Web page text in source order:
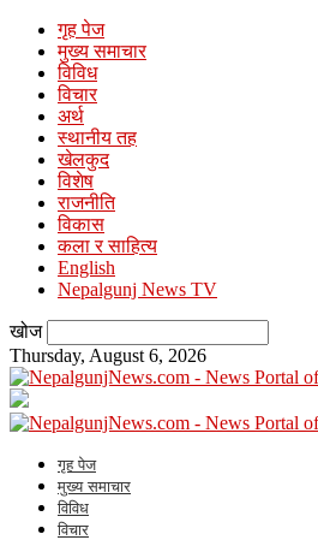
गृह पेज
मुख्य समाचार
विविध
विचार
अर्थ
स्थानीय तह
खेलकुद
विशेष
राजनीति
विकास
कला र साहित्य
English
Nepalgunj News TV
खोज
Thursday, August 6, 2026
गृह पेज
मुख्य समाचार
विविध
विचार